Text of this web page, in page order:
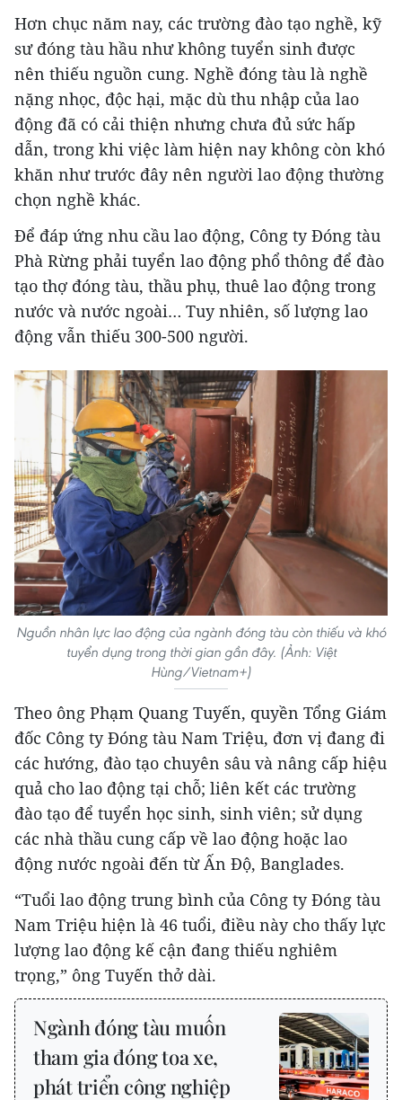
Hơn chục năm nay, các trường đào tạo nghề, kỹ
sư đóng tàu hầu như không tuyển sinh được
nên thiếu nguồn cung. Nghề đóng tàu là nghề
nặng nhọc, độc hại, mặc dù thu nhập của lao
động đã có cải thiện nhưng chưa đủ sức hấp
dẫn, trong khi việc làm hiện nay không còn khó
khăn như trước đây nên người lao động thường
chọn nghề khác.
Để đáp ứng nhu cầu lao động, Công ty Đóng tàu
Phà Rừng phải tuyển lao động phổ thông để đào
tạo thợ đóng tàu, thầu phụ, thuê lao động trong
nước và nước ngoài… Tuy nhiên, số lượng lao
động vẫn thiếu 300-500 người.
Nguồn nhân lực lao động của ngành đóng tàu còn thiếu và khó
tuyển dụng trong thời gian gần đây. (Ảnh: Việt
Hùng/Vietnam+)
Theo ông Phạm Quang Tuyến, quyền Tổng Giám
đốc Công ty Đóng tàu Nam Triệu, đơn vị đang đi
các hướng, đào tạo chuyên sâu và nâng cấp hiệu
quả cho lao động tại chỗ; liên kết các trường
đào tạo để tuyển học sinh, sinh viên; sử dụng
các nhà thầu cung cấp về lao động hoặc lao
động nước ngoài đến từ Ấn Độ, Banglades.
“Tuổi lao động trung bình của Công ty Đóng tàu
Nam Triệu hiện là 46 tuổi, điều này cho thấy lực
lượng lao động kế cận đang thiếu nghiêm
trọng,” ông Tuyến thở dài.
Ngành đóng tàu muốn
tham gia đóng toa xe,
phát triển công nghiệp